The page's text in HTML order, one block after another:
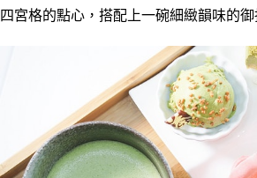
四宮格的點心，搭配上一碗細緻韻味的